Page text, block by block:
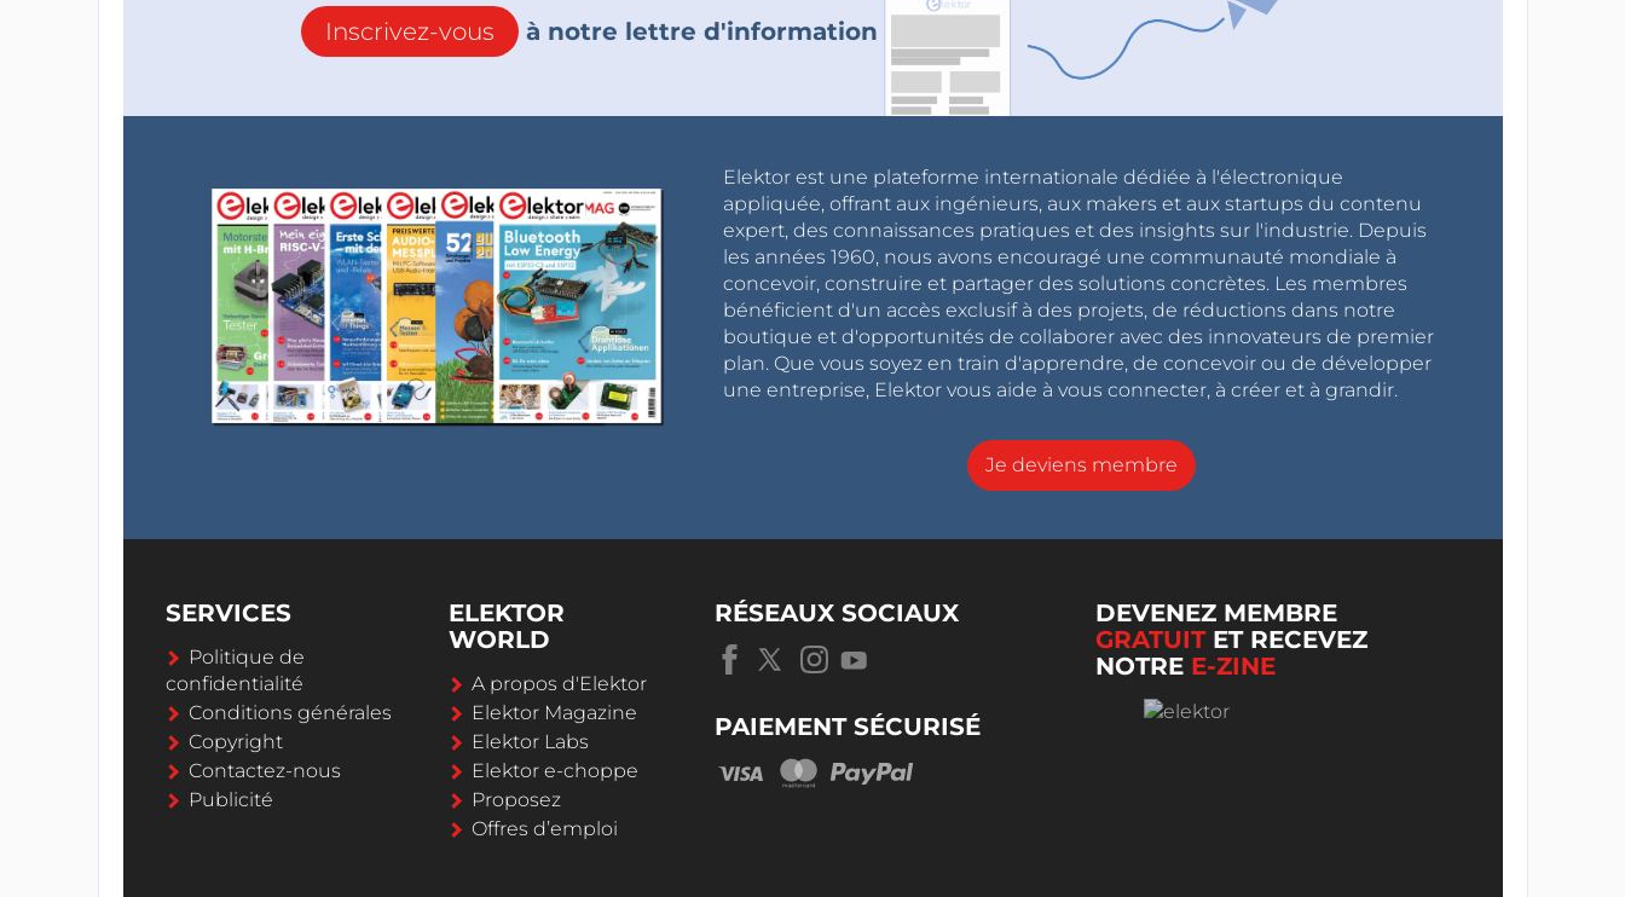
Inscrivez-vous à notre lettre d'information
Elektor est une plateforme internationale dédiée à l'électronique
appliquée, offrant aux ingénieurs, aux makers et aux startups du contenu
expert, des connaissances pratiques et des insights sur l'industrie. Depuis
les années 1960, nous avons encouragé une communauté mondiale à
concevoir, construire et partager des solutions concrètes. Les membres
bénéficient d'un accès exclusif à des projets, de réductions dans notre
boutique et d'opportunités de collaborer avec des innovateurs de premier
plan. Que vous soyez en train d'apprendre, de concevoir ou de développer
une entreprise, Elektor vous aide à vous connecter, à créer et à grandir.
Je deviens membre
SERVICES
Politique de
confidentialité
Conditions générales
Copyright
Contactez-nous
Publicité
ELEKTOR
WORLD
A propos d'Elektor
Elektor Magazine
Elektor Labs
Elektor e-choppe
Proposez
Offres d’emploi
RÉSEAUX SOCIAUX
PAIEMENT SÉCURISÉ
DEVENEZ MEMBRE
GRATUITET RECEVEZ
NOTRE E-ZINE